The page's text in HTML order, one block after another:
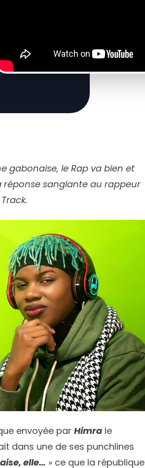
gabonaise, le Rap va bien et
sanglante au rappeur
envoyée par Himra le
dans une de ses punchlines
elle… » ce que la république